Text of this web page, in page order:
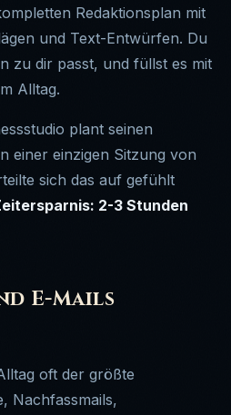
Redaktionsplan mit
und Text-Entwürfen. Du
zu dir passt, und füllst es mit
Alltag.
plant seinen
einer einzigen Sitzung von
sich das auf gefühlt
2-3 Stunden
E-Mails
oft der größte
Nachfassmails,